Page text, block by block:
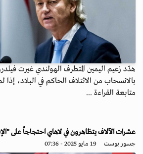
هدّد زعيم اليمين المتطرف الهولندي غيرت
بالانسحاب من الائتلاف الحاكم في البلاد، إذا
متابعة القراءة ...
عشرات الآلاف يتظاهرون في لاهاي احتجاجاً على
جسور بوست 19 مايو 2025 - 07:36